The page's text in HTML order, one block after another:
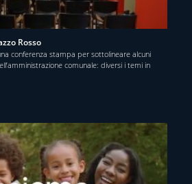
Rosso
conferenza stampa per sottolineare alcuni
comunale: diversi i temi in